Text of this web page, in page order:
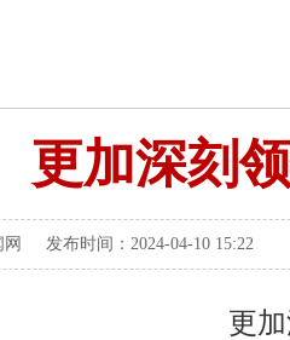
更加深刻
网 发布时间：2024-04-10 15:22
更